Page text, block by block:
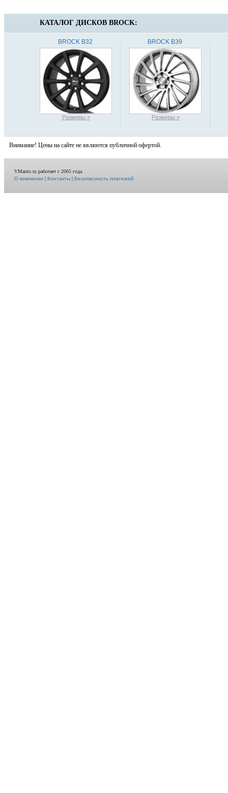
КАТАЛОГ ДИСКОВ BROCK:
BROCK B32
Размеры »
BROCK B39
Размеры »
Внимание! Цены на сайте не являются публичной офертой.
VMauto.ru работает с 2005 года.
О компании|Контакты|Безопасность платежей